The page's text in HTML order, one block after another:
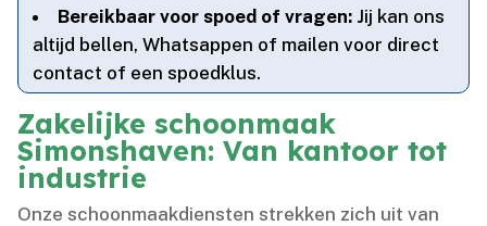
Bereikbaar voor spoed of vragen: Jij kan ons
altijd bellen, Whatsappen of mailen voor direct
contact of een spoedklus.​
Zakelijke schoonmaak
Simonshaven: Van kantoor tot
industrie
Onze schoonmaakdiensten strekken zich uit van